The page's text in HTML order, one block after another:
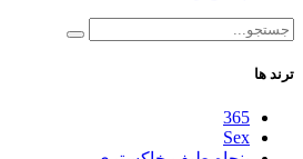
ترند ها
365
Sex